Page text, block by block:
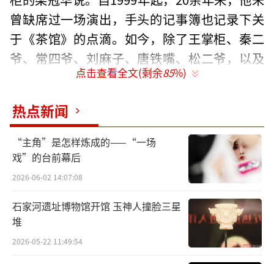
曾缺席过一场演出，手头的记事簿也记录下关
于《茶馆》的点滴。如今，除了王掌柜、秦二
爷、常四爷、刘麻子、唐铁嘴、松二爷，以及
两个灰大褂等，其他角色基本由年轻演员承接
的味道，不出现断崖式的走样，是每一轮复排
着力完成的目标。
点击查看全文(剩余85%)
热点新闻
“主角”是怎样炼成的——“一场
戏”的台前幕后
2026-06-02 14:07:08
石家河遗址博物馆开馆 玉神人撞脸三星
堆
2026-05-22 11:49:54